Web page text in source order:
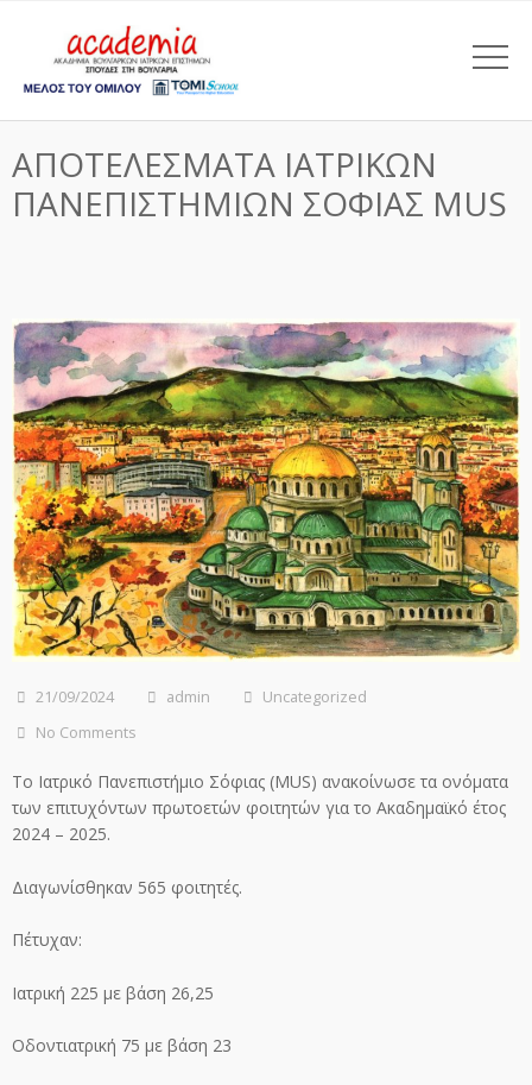
ΑΠΟΤΕΛΕΣΜΑΤΑ ΙΑΤΡΙΚΩΝ
ΠΑΝΕΠΙΣΤΗΜΙΩΝ ΣΟΦΙΑΣ MUS
21/09/2024 admin
Uncategorized
No Comments
Το Ιατρικό Πανεπιστήμιο Σόφιας (MUS) ανακοίνωσε τα ονόματα
των επιτυχόντων πρωτοετών φοιτητών για το Ακαδημαϊκό έτος
2024 – 2025.
Διαγωνίσθηκαν 565 φοιτητές.
Πέτυχαν:
Ιατρική 225 με βάση 26,25
Οδοντιατρική 75 με βάση 23